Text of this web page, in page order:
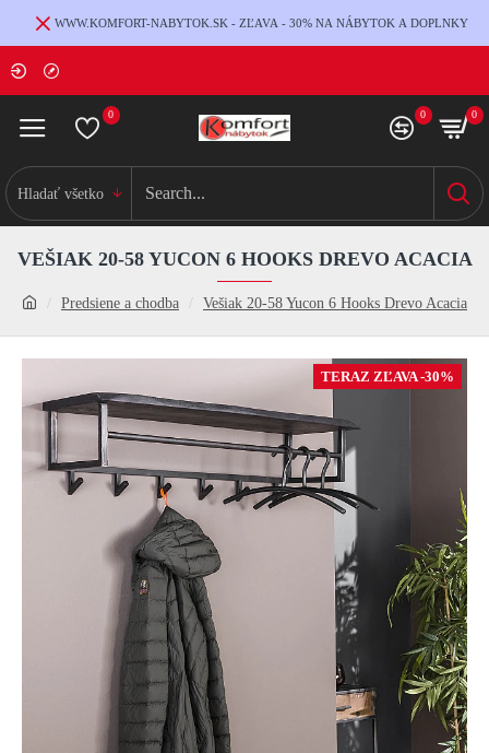
WWW.KOMFORT-NABYTOK.SK - ZĽAVA - 30% NA NÁBYTOK A DOPLNKY
0 0 0
Hladať všetko
Predsiene a chodba Vešiak 20-58 Yucon 6 Hooks Drevo Acacia
VEŠIAK 20-58 YUCON 6 HOOKS DREVO ACACIA
TERAZ ZĽAVA -30%